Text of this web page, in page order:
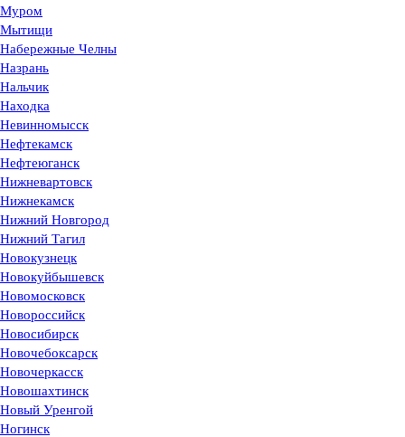
Муром
Мытищи
Набережные Челны
Назрань
Нальчик
Находка
Невинномысск
Нефтекамск
Нефтеюганск
Нижневартовск
Нижнекамск
Нижний Новгород
Нижний Тагил
Новокузнецк
Новокуйбышевск
Новомосковск
Новороссийск
Новосибирск
Новочебоксарск
Новочеркасск
Новошахтинск
Новый Уренгой
Ногинск